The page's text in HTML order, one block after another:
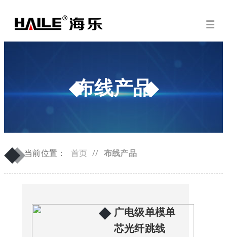
布线产品
◆
◆当前位置： 首页 // 布线产品
◆ 广电级单模单
芯光纤跳线